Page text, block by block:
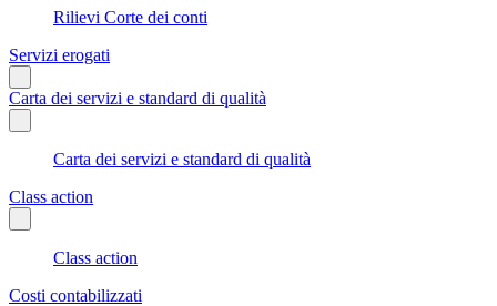
Rilievi Corte dei conti
Servizi erogati
Carta dei servizi e standard di qualità
Carta dei servizi e standard di qualità
Class action
Class action
Costi contabilizzati